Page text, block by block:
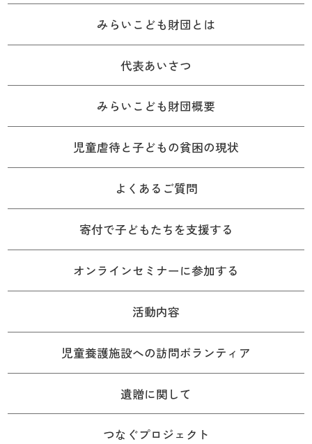
みらいこども財団とは
代表あいさつ
みらいこども財団概要
児童虐待と子どもの貧困の現状
よくあるご質問
寄付で子どもたちを支援する
オンラインセミナーに参加する
活動内容
児童養護施設への訪問ボランティア
遺贈に関して
つなぐプロジェクト